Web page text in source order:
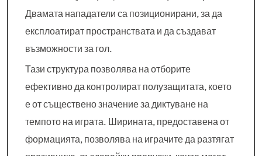
Двамата нападатели са позиционирани, за да
експлоатират пространствата и да създават
възможности за гол.
Тази структура позволява на отборите
ефективно да контролират полузащитата, което
е от съществено значение за диктуване на
темпото на играта. Ширината, предоставена от
формацията, позволява на играчите да разтягат